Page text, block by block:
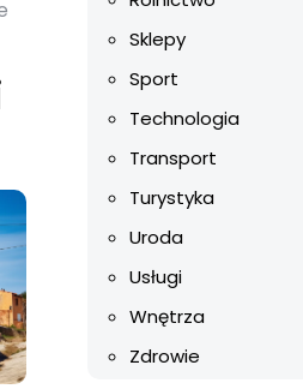
Sklepy
Sport
Technologia
Transport
Turystyka
Uroda
Usługi
Wnętrza
Zdrowie